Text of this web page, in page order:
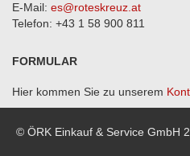
E-Mail: es@roteskreuz.at
Telefon: +43 1 58 900 811
FORMULAR
Hier kommen Sie zu unserem
© ÖRK Einkauf & Service GmbH